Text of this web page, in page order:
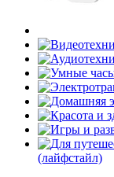
(лайфстайл)